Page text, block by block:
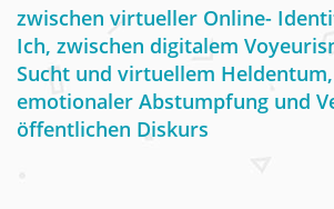
zwischen virtueller Online-
Ich, zwischen digitalem
Sucht und virtuellem
emotionaler Abstumpfung und
öffentlichen Diskurs